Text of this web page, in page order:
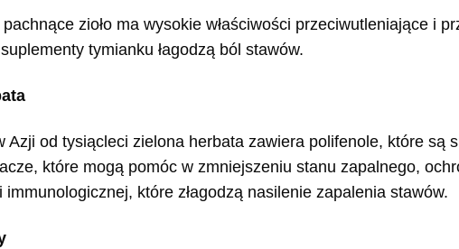
zioło ma wysokie właściwości przeciwutleniające i
tymianku łagodzą ból stawów.
Azji od tysiącleci zielona herbata zawiera polifenole, które są
które mogą pomóc w zmniejszeniu stanu zapalnego,
immunologicznej, które złagodzą nasilenie zapalenia stawów.